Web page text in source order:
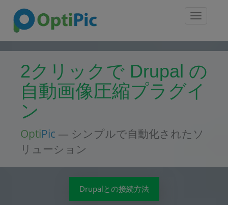
Toggle
2クリックで Drupal の
自動画像圧縮プラグイ
ン
OptiPic — シンプルで自動化されたソ
リューション
Drupalとの接続方法